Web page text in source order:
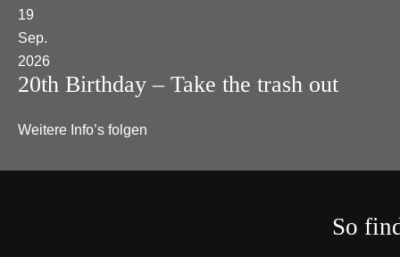
19
Sep.
2026
20th Birthday – Take the trash out
Weitere Info’s folgen
So